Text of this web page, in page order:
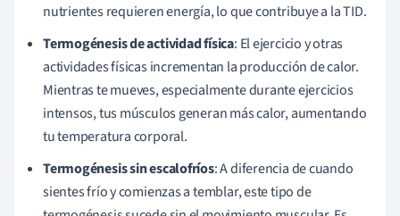
nutrientes requieren energía, lo que contribuye a la TID.
Termogénesis de actividad física: El ejercicio y otras
actividades físicas incrementan la producción de calor.
Mientras te mueves, especialmente durante ejercicios
intensos, tus músculos generan más calor, aumentando
tu temperatura corporal.
Termogénesis sin escalofríos: A diferencia de cuando
sientes frío y comienzas a temblar, este tipo de